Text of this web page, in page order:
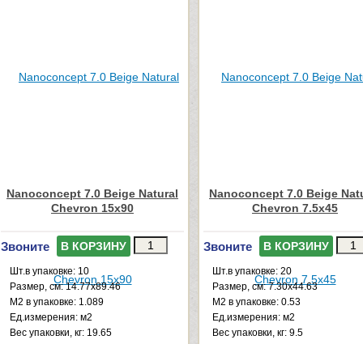
Nanoconcept 7.0 Beige Natural
Chevron 15x90
Звоните В КОРЗИНУ
Шт.в упаковке: 10
Размер, см: 14.77x89.46
М2 в упаковке: 1.089
Ед.измерения: м2
Веc упаковки, кг: 19.65
Nanoconcept 7.0 Beige
Chevron 7.5x45
Звоните В КОРЗИНУ
Шт.в упаковке: 20
Размер, см: 7.30x44.63
М2 в упаковке: 0.53
Ед.измерения: м2
Веc упаковки, кг: 9.5